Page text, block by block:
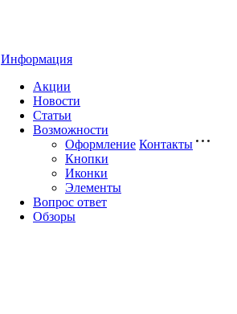
Информация
Акции
Новости
Статьи
Возможности
Оформление
Кнопки
Иконки
Элементы
Вопрос ответ
Обзоры
Контакты